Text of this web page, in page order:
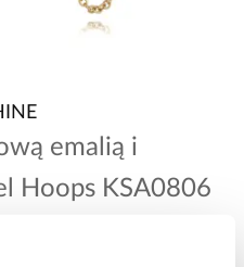
emalią i
Hoops KSA0806